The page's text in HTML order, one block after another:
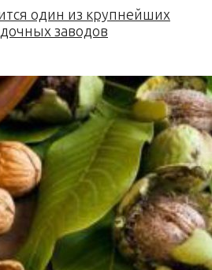
один из крупнейших
заводов